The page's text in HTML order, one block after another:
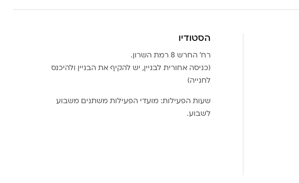
הסטודיו
רח׳ החרש 8 רמת השרון.
(כניסה אחורית לבניין, יש להקיף את הבניין ולהיכנס
לחנייה)
שעות הפעילות: מועדי הפעילות משתנים משבוע
לשבוע.